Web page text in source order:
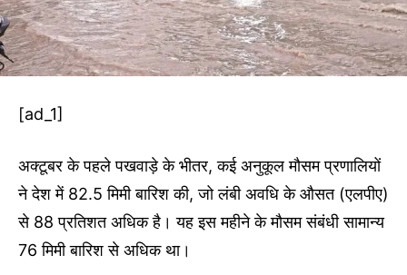
[ad_1]
अक्टूबर के पहले पखवाड़े के भीतर, कई अनुकूल मौसम प्रणालियों
ने देश में 82.5 मिमी बारिश की, जो लंबी अवधि के औसत (एलपीए)
से 88 प्रतिशत अधिक है। यह इस महीने के मौसम संबंधी सामान्य
76 मिमी बारिश से अधिक था।